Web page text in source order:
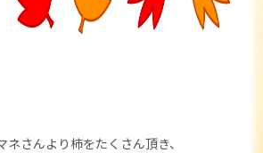
ネさんより柿をたくさん頂き、